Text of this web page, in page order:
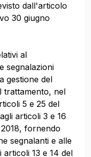
dall'articolo
30 giugno
al
segnalazioni
gestione del
trattamento, nel
5 e 25 del
articoli 3 e 16
fornendo
segnalanti e alle
articoli 13 e 14 del